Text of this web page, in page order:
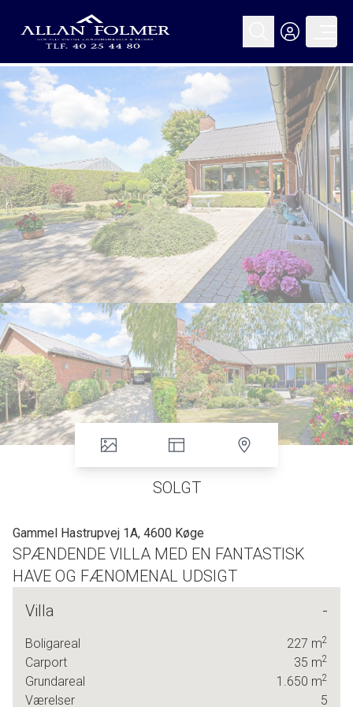
SOLGT
Gammel Hastrupvej 1A, 4600 Køge
SPÆNDENDE VILLA MED EN FANTASTISK
HAVE OG FÆNOMENAL UDSIGT
- FANTASTISK SMUK HAVE
- NABO TIL SMUKT GARTNERI
- NATURSKØNNE OMGIVELSER
Villa -
Boligareal 227 m2
Carport 35 m2
Grundareal 1.650 m2
Værelser
5